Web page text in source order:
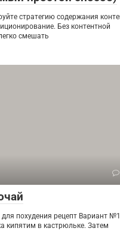
стратегию содержания
Без контентной
смешать
похудения рецепт Вариант
кипятим в кастрюльке. Затем